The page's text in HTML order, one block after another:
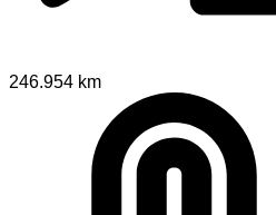
246.954 km